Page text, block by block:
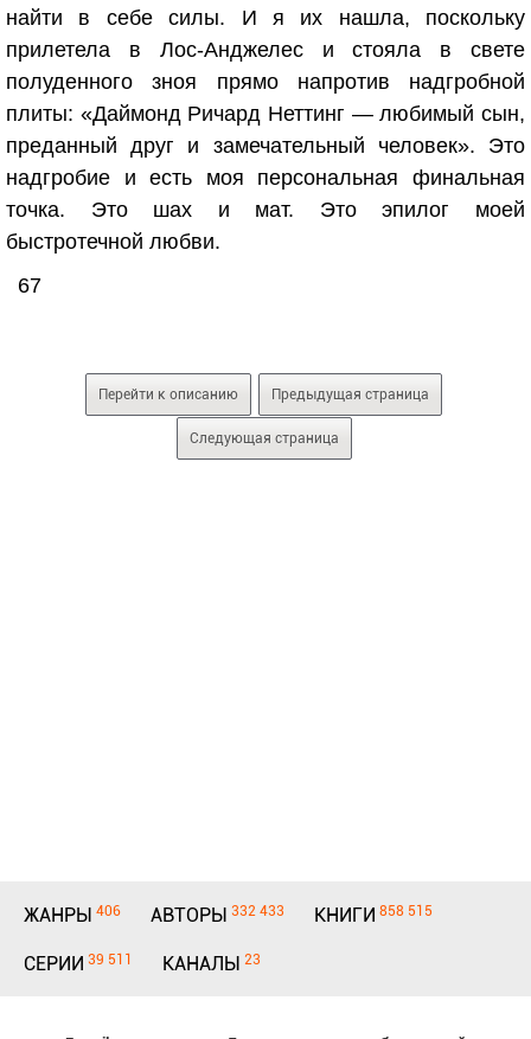
найти в себе силы. И я их нашла, поскольку
прилетела в Лос-Анджелес и стояла в свете
полуденного зноя прямо напротив надгробной
плиты: «Даймонд Ричард Неттинг — любимый сын,
преданный друг и замечательный человек». Это
надгробие и есть моя персональная финальная
точка. Это шах и мат. Это эпилог моей
быстротечной любви.
67
Перейти к описанию Предыдущая страница
Следующая страница
ЖАНРЫ 406 АВТОРЫ 332 433 КНИГИ 858 515
СЕРИИ 39 511 КАНАЛЫ 23